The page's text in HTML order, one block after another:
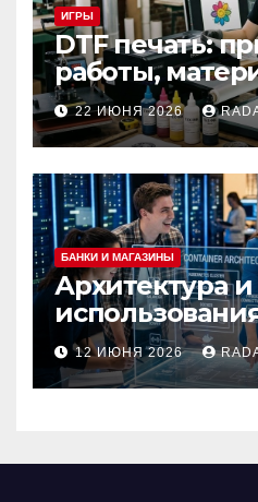
ИГРЫ
DTF печать:
работы,
сферы
22 ИЮНЯ 2026
БАНКИ И МАГАЗИНЫ
Архитектура
платформы
12 ИЮНЯ 2026